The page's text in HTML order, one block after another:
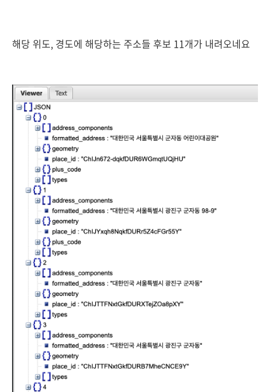
해당 위도, 경도에 해당하는 주소들 후보 11개가 내려오네요